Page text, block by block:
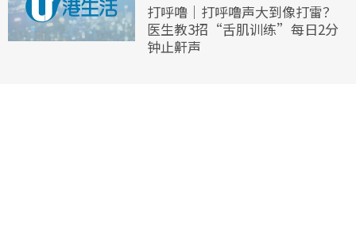
打呼噜｜打呼噜声大到像打雷？
医生教3招“舌肌训练”每日2分
钟止鼾声